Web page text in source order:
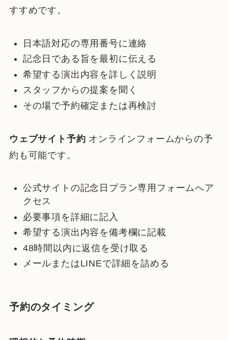
すすめです。
日本語対応の専用番号に連絡
記念日である旨を最初に伝える
希望する演出内容を詳しく説明
スタッフからの提案を聞く
その場で予約確定または再検討
ウェブサイト予約 オンラインフォームからの予
約も可能です。
公式サイトの記念日プラン専用フォームへア
クセス
必要事項を詳細に記入
希望する演出内容を備考欄に記載
48時間以内に返信を受け取る
メールまたはLINEで詳細を詰める
予約のタイミング